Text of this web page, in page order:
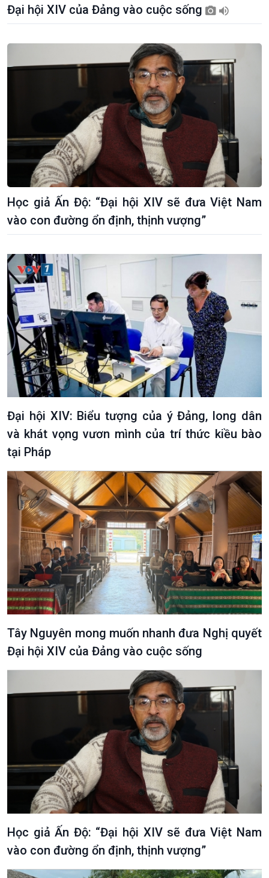
Xã hội
Tin Đời sống & Xã hội
360 độ Sức khỏe
Tài nguyên và Môi trường
Chuyên gia của bạn
Xã hội chuyển động
Khoa học & Công nghệ
Tin Khoa học & Công nghệ
Kết nối công nghệ
khí hậu
Đại hội XIV của Đảng vào cuộc sống
Học giả Ấn Độ: “Đại hội XIV sẽ đưa Việt Nam
vào con đường ổn định, thịnh vượng”
Đại hội XIV: Biểu tượng của ý Đảng, long dân
và khát vọng vươn mình của trí thức kiều bào
tại Pháp
Tây Nguyên mong muốn nhanh đưa Nghị quyết
Đại hội XIV của Đảng vào cuộc sống
Học giả Ấn Độ: “Đại hội XIV sẽ đưa Việt Nam
vào con đường ổn định, thịnh vượng”